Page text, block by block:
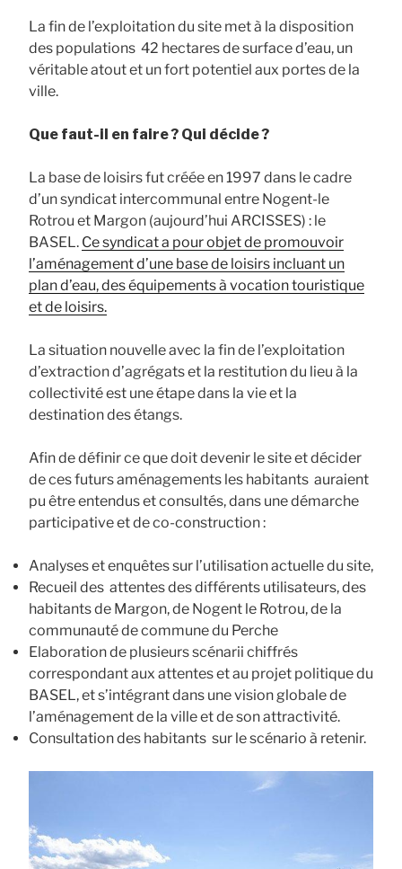
La fin de l’exploitation du site met à la disposition
des populations 42 hectares de surface d’eau, un
véritable atout et un fort potentiel aux portes de la
ville.
Que faut-il en faire ? Qui décide ?
La base de loisirs fut créée en 1997 dans le cadre
d’un syndicat intercommunal entre Nogent-le
Rotrou et Margon (aujourd’hui ARCISSES) : le
BASEL. Ce syndicat a pour objet de promouvoir
l’aménagement d’une base de loisirs incluant un
plan d’eau, des équipements à vocation touristique
et de loisirs.
La situation nouvelle avec la fin de l’exploitation
d’extraction d’agrégats et la restitution du lieu à la
collectivité est une étape dans la vie et la
destination des étangs.
Afin de définir ce que doit devenir le site et décider
de ces futurs aménagements les habitants auraient
pu être entendus et consultés, dans une démarche
participative et de co-construction :
Analyses et enquêtes sur l’utilisation actuelle du site,
Recueil des attentes des différents utilisateurs, des
habitants de Margon, de Nogent le Rotrou, de la
communauté de commune du Perche
Elaboration de plusieurs scénarii chiffrés
correspondant aux attentes et au projet politique du
BASEL, et s’intégrant dans une vision globale de
l’aménagement de la ville et de son attractivité.
Consultation des habitants sur le scénario à retenir.